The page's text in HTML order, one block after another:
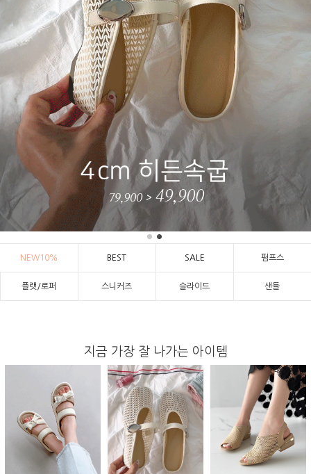
NEW10% BEST SALE 펌프스
플랫/로퍼 스니커즈 슬라이드 샌들
지금 가장 잘 나가는 아이템